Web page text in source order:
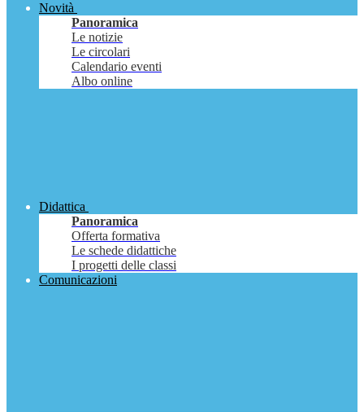
Novità
Panoramica
Le notizie
Le circolari
Calendario eventi
Albo online
Didattica
Panoramica
Offerta formativa
Le schede didattiche
I progetti delle classi
Comunicazioni